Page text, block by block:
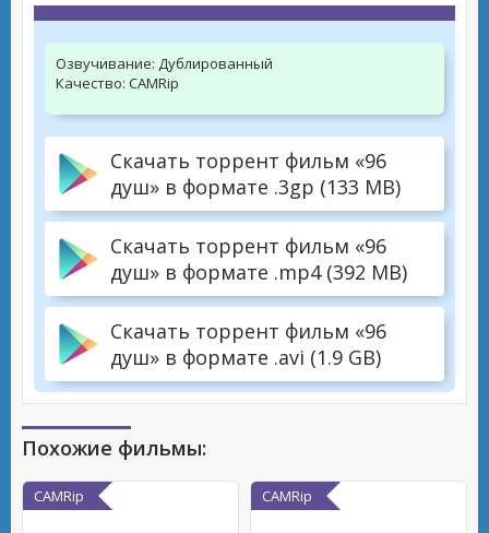
Озвучивание: Дублированный
Качество: CAMRip
Скачать торрент фильм «96
душ» в формате .3gp (133 MB)
Скачать торрент фильм «96
душ» в формате .mp4 (392 MB)
Скачать торрент фильм «96
душ» в формате .avi (1.9 GB)
Похожие фильмы:
CAMRip CAMRip